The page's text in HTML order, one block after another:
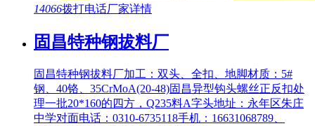
14066拨打电话厂家详情
固昌特种钢拔料厂
固昌特种钢拔料厂加工：双头、全扣、地脚材质：5#
钢、40铬、35CrMoA(20-48)固昌异型钩头螺丝正反扣处
理一批20*160的四方，Q235料A字头地址：永年区朱庄
中学对面电话：0310-6735118手机：16631068789、